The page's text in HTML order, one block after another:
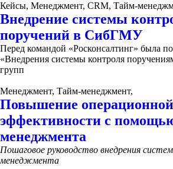
Кейсы, Менеджмент, CRM, Тайм-
Внедрение системы
поручений в СибГМУ
Перед командой «Росконсалтинг» была
«Внедрения системы контроля
групп
Менеджмент, Тайм-менеджмент,
Повышение операционной
эффективности с
менеджмента
Пошаговое руководство внедрения
менеджмента